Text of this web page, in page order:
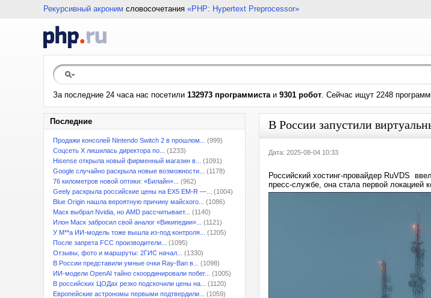
Рекурсивный акроним словосочетания «PHP: Hypertext Preprocessor»
За последние 24 часа нас посетили 132973 программистаи 9301 робот. Сейчас ищут 2248
Последние
Продажи консолей Nintendo Switch 2 в прошлом...
(999)
Соцсеть X лишилась директора по...
(1233)
Hisense открыла новый фирменный магазин в...
(1091)
Google случайно раскрыла новые возможности...
(1178)
76 километров новой оптики: «Билайн»...
(962)
Geely раскрыла российские цены на EX5 EM-R —...
(1004)
Blue Origin нашла вероятную причину майского...
(1086)
Маск выбрал Nvidia, но AMD рассчитывает...
(1140)
Илон Маск забросил свой аналог «Википедии»...
(1121)
У M**a ИИ-модель тоже вышла из-под контроля...
(1205)
После запрета FCC производители...
(1095)
Отзывы, фото и маршруты: 2ГИС начал...
(1330)
В России представили умные очки Ray-Ban в...
(1098)
ИИ-модели OpenAI тайно скоординировали побег...
(1005)
В российских ЦОДах резко подскочили цены на...
(1120)
Европейские астрономы первыми подтвердили...
(1059)
В России запустили
Дата: 2025-08-04 10:33
Российский хостинг-провайдер RuVDS
пресс-службе, она стала первой локацией